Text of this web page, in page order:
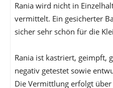
Rania wird nicht in
vermittelt. Ein gesicherter
sicher sehr schön für die
Rania ist kastriert, geimpft,
negativ getestet sowie
Die Vermittlung erfolgt über